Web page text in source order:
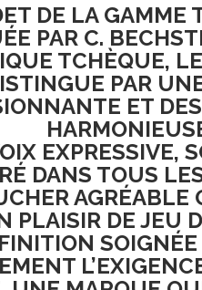
DE LA GAMME
PAR C.
TCHÈQUE, LE
PAR
ET DES
EXPRESSIVE,
DANS TOUS
AGRÉABLE
PLAISIR DE JEU
FINITION SOIGNÉE